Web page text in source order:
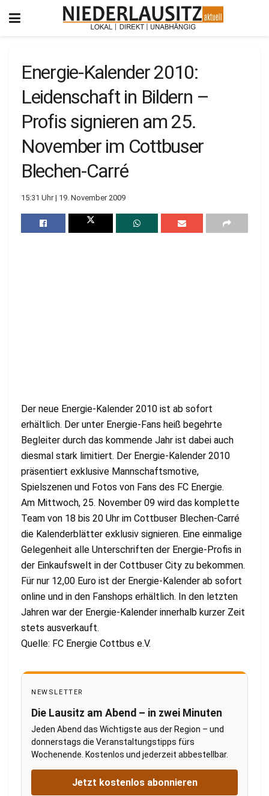
Energie-Kalender 2010:
Leidenschaft in Bildern –
Profis signieren am 25.
November im Cottbuser
Blechen-Carré
15:31 Uhr | 19. November 2009
Der neue Energie-Kalender 2010 ist ab sofort
erhältlich. Der unter Energie-Fans heiß begehrte
Begleiter durch das kommende Jahr ist dabei auch
diesmal stark limitiert. Der Energie-Kalender 2010
präsentiert exklusive Mannschaftsmotive,
Spielszenen und Fotos von Fans des FC Energie.
Am Mittwoch, 25. November 09 wird das komplette
Team von 18 bis 20 Uhr im Cottbuser Blechen-Carré
die Kalenderblätter exklusiv signieren. Eine einmalige
Gelegenheit alle Unterschriften der Energie-Profis in
der Einkaufswelt in der Cottbuser City zu bekommen.
Für nur 12,00 Euro ist der Energie-Kalender ab sofort
online und in den Fanshops erhältlich. In den letzten
Jahren war der Energie-Kalender innerhalb kurzer Zeit
stets ausverkauft.
Quelle: FC Energie Cottbus e.V.
NEWSLETTER
Die Lausitz am Abend – in zwei Minuten
Jeden Abend das Wichtigste aus der Region – und
donnerstags die Veranstaltungstipps fürs
Wochenende. Kostenlos und jederzeit abbestellbar.
Jetzt kostenlos abonnieren